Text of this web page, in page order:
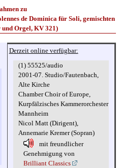
zu
de Dominica für Soli, gemischten
und Orgel, KV 321)
Derzeit online verfügbar:
(1) 55525/audio
2001-07. Studio/Fautenbach,
Alte Kirche
Chamber Choir of Europe,
Kurpfälzisches Kammerorchester
Mannheim
Nicol Matt (Dirigent),
Annemarie Kremer (Sopran)
mit freundlicher
Genehmigung von
Brilliant Classics